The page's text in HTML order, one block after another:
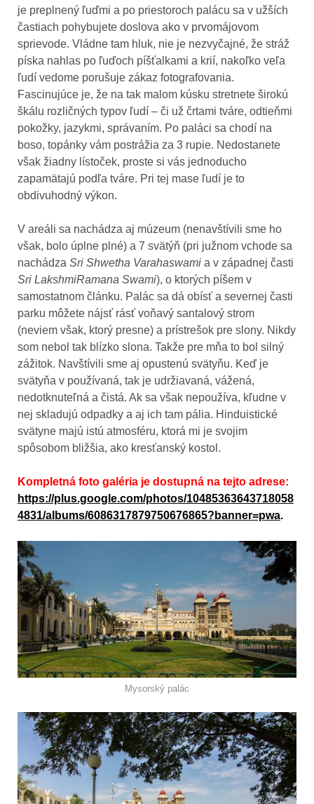
je preplnený ľuďmi a po priestoroch palácu sa v užších
častiach pohybujete doslova ako v prvomájovom
sprievode. Vládne tam hluk, nie je nezvyčajné, že stráž
píska nahlas po ľuďoch píšťalkami a krií, nakoľko veľa
ľudí vedome porušuje zákaz fotografovania.
Fascinujúce je, že na tak malom kúsku stretnete širokú
škálu rozličných typov ľudí – či už črtami tváre, odtieňmi
pokožky, jazykmi, správaním. Po paláci sa chodí na
boso, topánky vám postrážia za 3 rupie. Nedostanete
však žiadny lístoček, proste si vás jednoducho
zapamätajú podľa tváre. Pri tej mase ľudí je to
obdivuhodný výkon.
V areáli sa nachádza aj múzeum (nenavštívili sme ho
však, bolo úplne plné) a 7 svätýň (pri južnom vchode sa
nachádza Sri Shwetha Varahaswamia v západnej časti
Sri LakshmiRamana Swami), o ktorých píšem v
samostatnom článku. Palác sa dá obísť a severnej časti
parku môžete nájsť rásť voňavý santalový strom
(neviem však, ktorý presne) a prístrešok pre slony. Nikdy
som nebol tak blízko slona. Takže pre mňa to bol silný
zážitok. Navštívili sme aj opustenú svätyňu. Keď je
svätyňa v používaná, tak je udržiavaná, vážená,
nedotknuteľná a čistá. Ak sa však nepoužíva, kľudne v
nej skladujú odpadky a aj ich tam pália. Hinduistické
svätyne majú istú atmosféru, ktorá mi je svojim
spôsobom bližšia, ako kresťanský kostol.
Kompletná foto galéria je dostupná na tejto adrese:
https://plus.google.com/photos/10485363643718058
4831/albums/6086317879750676865?banner=pwa.
Mysorský palác